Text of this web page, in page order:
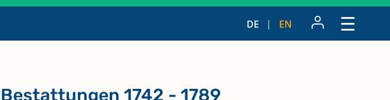
DE EN
Bestattungen 1742 - 1789